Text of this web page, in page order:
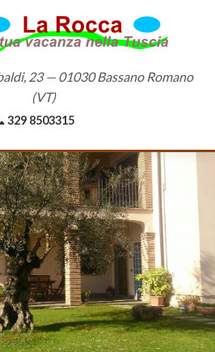
23 — 01030 Bassano Romano
(VT)
329 8503315